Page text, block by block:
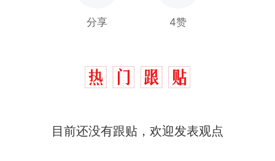
分享 4赞
目前还没有跟贴，欢迎发表观点
热
制裁瓜子饺子，美国怕什
因老师一句“跟我回家”改写了